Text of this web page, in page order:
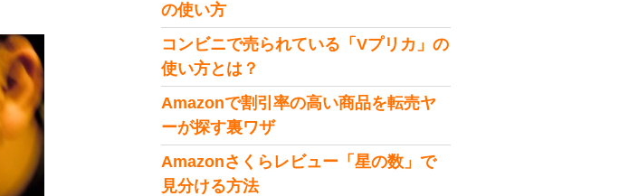
の使い方
コンビニで売られている「Vプリカ」の
使い方とは？
Amazonで割引率の高い商品を転売ヤ
ーが探す裏ワザ
Amazonさくらレビュー「星の数」で
見分ける方法